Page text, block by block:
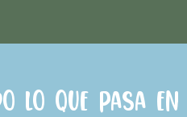
lo que pasa en